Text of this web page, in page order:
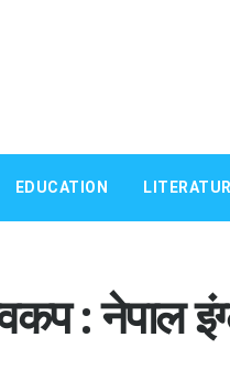
EDUCATION
: नेपाल